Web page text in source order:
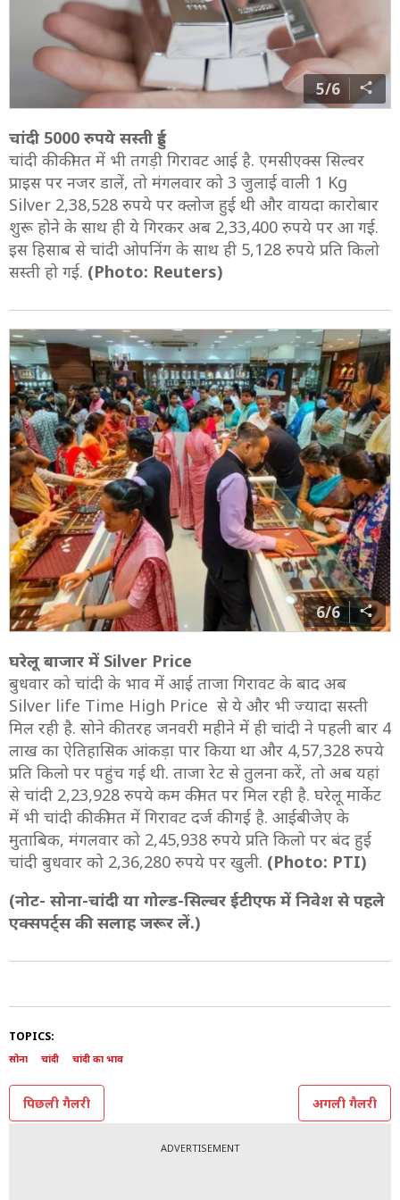
5/6
चांदी 5000 रुपये सस्ती हुई
चांदी की कीमत में भी तगड़ी गिरावट आई है. एमसीएक्स सिल्वर
प्राइस पर नजर डालें, तो मंगलवार को 3 जुलाई वाली 1 Kg
Silver 2,38,528 रुपये पर क्लोज हुई थी और वायदा कारोबार
शुरू होने के साथ ही ये गिरकर अब 2,33,400 रुपये पर आ गई.
इस हिसाब से चांदी ओपनिंग के साथ ही 5,128 रुपये प्रति किलो
सस्ती हो गई. (Photo: Reuters)
6/6
घरेलू बाजार में Silver Price
बुधवार को चांदी के भाव में आई ताजा गिरावट के बाद अब
Silver life Time High Price से ये और भी ज्यादा सस्ती
मिल रही है. सोने की तरह जनवरी महीने में ही चांदी ने पहली बार 4
लाख का ऐतिहासिक आंकड़ा पार किया था और 4,57,328 रुपये
प्रति किलो पर पहुंच गई थी. ताजा रेट से तुलना करें, तो अब यहां
से चांदी 2,23,928 रुपये कम कीमत पर मिल रही है. घरेलू मार्केट
में भी चांदी की कीमत में गिरावट दर्ज की गई है. आईबीजेए के
मुताबिक, मंगलवार को 2,45,938 रुपये प्रति किलो पर बंद हुई
चांदी बुधवार को 2,36,280 रुपये पर खुली. (Photo: PTI)
(नोट- सोना-चांदी या गोल्ड-सिल्वर ईटीएफ में निवेश से पहले
एक्सपर्ट्स की सलाह जरूर लें.)
TOPICS:
सोना चांदी चांदी का भाव
पिछली गैलरी अगली गैलरी
ADVERTISEMENT